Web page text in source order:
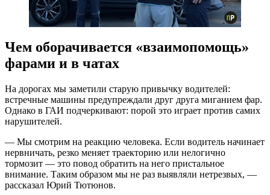
Чем оборачивается «взаимопомощь»
фарами и в чатах
На дорогах мы заметили старую привычку водителей:
встречные машины предупреждали друг друга миганием фар.
Однако в ГАИ подчеркивают: порой это играет против самих
нарушителей.
— Мы смотрим на реакцию человека. Если водитель начинает
нервничать, резко меняет траекторию или нелогично
тормозит — это повод обратить на него пристальное
внимание. Таким образом мы не раз выявляли нетрезвых, —
рассказал Юрий Тютюнов.